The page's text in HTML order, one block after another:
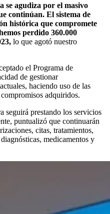
se agudiza por el masivo
continúan. El sistema de
histórica que compromete
perdido 360.000
lo que agotó nuestro
el Programa de
de gestionar
haciendo uso de las
adquiridos.
seguirá prestando los servicios
puntualizó que continuarán
citas, tratamientos,
medicamentos y